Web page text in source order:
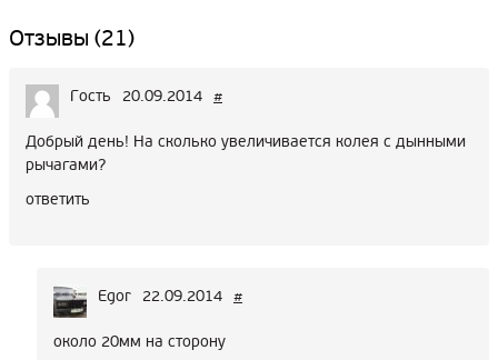
Отзывы (21)
Гость 20.09.2014 #
Добрый день! На сколько увеличивается колея с дынными
рычагами?
ответить
Egor 22.09.2014 #
около 20мм на сторону